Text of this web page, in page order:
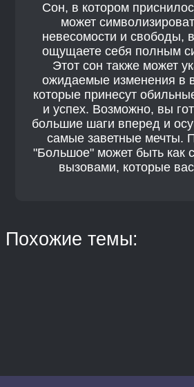
Сон, в котором
может
невесомости и свободы,
ощущаете себя полным
Этот сон также может
ожидаемые изменения в
которые принесут
и успех. Возможно, вы
большие шаги вперед и
самые заветные мечты.
"Большое" может быть как
вызовами, которые
Похожие темы: